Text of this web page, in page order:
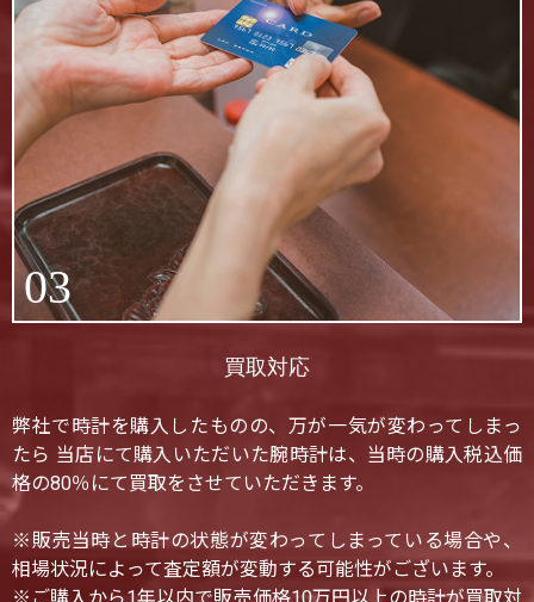
03
買取対応
弊社で時計を購入したものの、万が一気が変わってしまっ
たら 当店にて購入いただいた腕時計は、当時の購入税込価
格の80％にて買取をさせていただきます。
※販売当時と時計の状態が変わってしまっている場合や、
相場状況によって査定額が変動する可能性がございます。